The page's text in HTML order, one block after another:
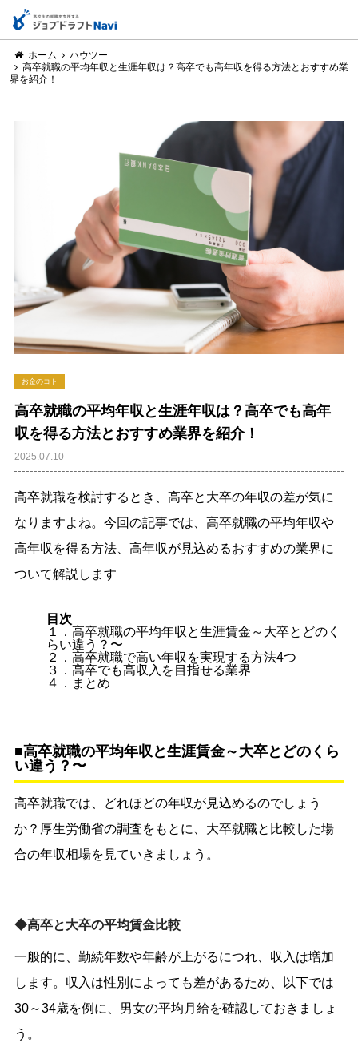
ホーム
ハウツー
高卒就職の平均年収と生涯年収は？高卒でも高年収を得る方法とおすすめ業
界を紹介！
お金のコト
高卒就職の平均年収と生涯年収は？高卒でも高年
収を得る方法とおすすめ業界を紹介！
2025.07.10
高卒就職を検討するとき、高卒と大卒の年収の差が気に
なりますよね。今回の記事では、高卒就職の平均年収や
高年収を得る方法、高年収が見込めるおすすめの業界に
ついて解説します
目次
１．高卒就職の平均年収と生涯賃金～大卒とどのく
らい違う？〜
２．高卒就職で高い年収を実現する方法4つ
３．高卒でも高収入を目指せる業界
４．まとめ
■高卒就職の平均年収と生涯賃金～大卒とどのくら
い違う？〜
高卒就職では、どれほどの年収が見込めるのでしょう
か？厚生労働省の調査をもとに、大卒就職と比較した場
合の年収相場を見ていきましょう。
◆高卒と大卒の平均賃金比較
一般的に、勤続年数や年齢が上がるにつれ、収入は増加
します。収入は性別によっても差があるため、以下では
30～34歳を例に、男女の平均月給を確認しておきましょ
う。